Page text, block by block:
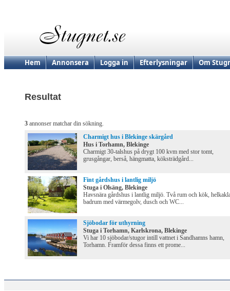
Hem Annonsera Logga in Efterlysningar Om
Resultat
3 annonser matchar din sökning.
Charmigt hus i Blekinge skärgård
Hus i Torhamn, Blekinge
Charmigt 30-talshus på drygt 100 kvm med stor tomt,
grusgångar, berså, hängmatta, köksträdgård...
Fint gårdshus i lantlig miljö
Stuga i Olsäng, Blekinge
Havsnära gårdshus i lantlig miljö. Två rum och kök,
badrum med värmegolv, dusch och WC...
Sjöbodar för uthyrning
Stuga i Torhamn, Karlskrona, Blekinge
Vi har 10 sjöbodar/stugor intill vattnet i Sandhamns hamn,
Torhamn. Framför dessa finns ett prome...